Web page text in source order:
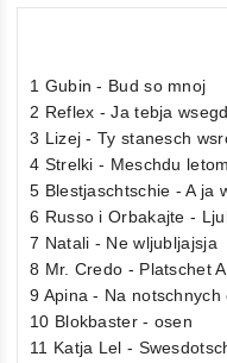
1 Gubin - Bud so mnoj
2 Reflex - Ja tebja
3 Lizej - Ty stanesch
4 Strelki - Meschdu
5 Blestjaschtschie - A ja
6 Russo i Orbakajte -
7 Natali - Ne wljubljajsja
8 Mr. Credo - Platschet
9 Apina - Na notschnych
10 Blokbaster - osen
11 Katja Lel -